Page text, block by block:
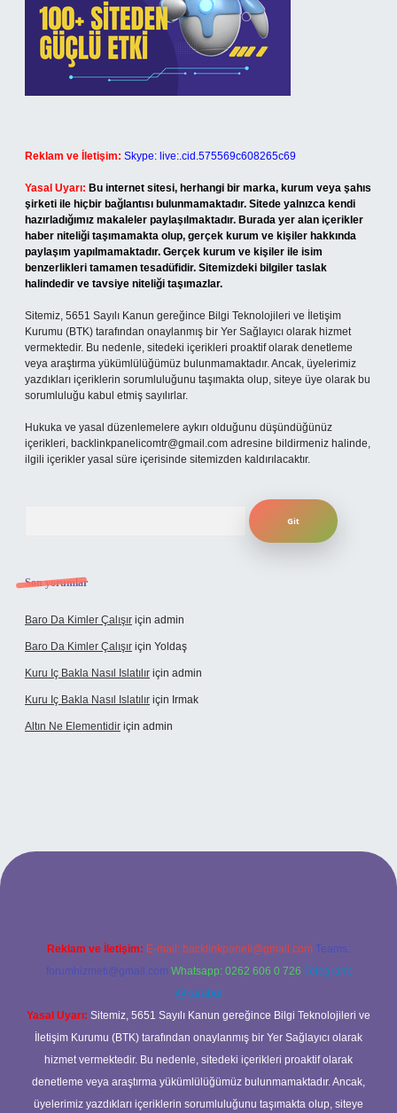
Reklam ve İletişim: Skype: live:.cid.575569c608265c69
Yasal Uyarı: Bu internet sitesi, herhangi bir marka, kurum veya şahıs
şirketi ile hiçbir bağlantısı bulunmamaktadır. Sitede yalnızca kendi
hazırladığımız makaleler paylaşılmaktadır. Burada yer alan içerikler
haber niteliği taşımamakta olup, gerçek kurum ve kişiler hakkında
paylaşım yapılmamaktadır. Gerçek kurum ve kişiler ile isim
benzerlikleri tamamen tesadüfidir. Sitemizdeki bilgiler taslak
halindedir ve tavsiye niteliği taşımazlar.
Sitemiz, 5651 Sayılı Kanun gereğince Bilgi Teknolojileri ve İletişim
Kurumu (BTK) tarafından onaylanmış bir Yer Sağlayıcı olarak hizmet
vermektedir. Bu nedenle, sitedeki içerikleri proaktif olarak denetleme
veya araştırma yükümlülüğümüz bulunmamaktadır. Ancak, üyelerimiz
yazdıkları içeriklerin sorumluluğunu taşımakta olup, siteye üye olarak bu
sorumluluğu kabul etmiş sayılırlar.
Hukuka ve yasal düzenlemelere aykırı olduğunu düşündüğünüz
içerikleri, backlinkpanelicomtr@gmail.com adresine bildirmeniz halinde,
ilgili içerikler yasal süre içerisinde sitemizden kaldırılacaktır.
Son yorumlar
Baro Da Kimler Çalışır için admin
Baro Da Kimler Çalışır için Yoldaş
Kuru Iç Bakla Nasıl Islatılır için admin
Kuru Iç Bakla Nasıl Islatılır için Irmak
Altın Ne Elementidir için admin
Reklam ve İletişim: E-mail: backlinkpaneli@gmail.com Teams:
forumhizmeti@gmail.com Whatsapp: 0262 606 0 726 Telegram:
@karabul
Yasal Uyarı: Sitemiz, 5651 Sayılı Kanun gereğince Bilgi Teknolojileri ve
İletişim Kurumu (BTK) tarafından onaylanmış bir Yer Sağlayıcı olarak
hizmet vermektedir. Bu nedenle, sitedeki içerikleri proaktif olarak
denetleme veya araştırma yükümlülüğümüz bulunmamaktadır. Ancak,
üyelerimiz yazdıkları içeriklerin sorumluluğunu taşımakta olup, siteye